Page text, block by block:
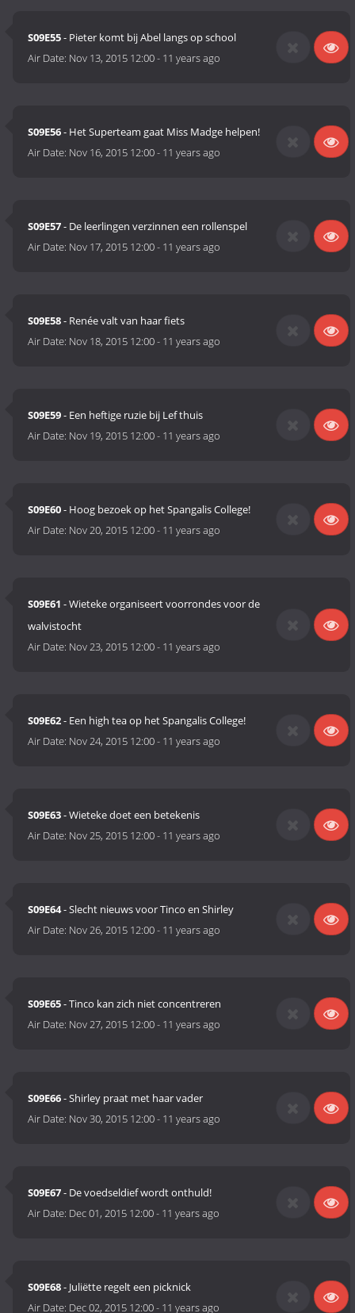
S09E55- Pieter komt bij Abel langs op school
Air Date: Nov 13, 2015 12:00- 11 years ago
S09E56- Het Superteam gaat Miss Madge helpen!
Air Date: Nov 16, 2015 12:00- 11 years ago
S09E57- De leerlingen verzinnen een rollenspel
Air Date: Nov 17, 2015 12:00- 11 years ago
S09E58- Renée valt van haar fiets
Air Date: Nov 18, 2015 12:00- 11 years ago
S09E59- Een heftige ruzie bij Lef thuis
Air Date: Nov 19, 2015 12:00- 11 years ago
S09E60- Hoog bezoek op het Spangalis College!
Air Date: Nov 20, 2015 12:00- 11 years ago
S09E61 - Wieteke organiseert voorrondes voor de
walvistocht
Air Date: Nov 23, 2015 12:00- 11 years ago
S09E62- Een high tea op het Spangalis College!
Air Date: Nov 24, 2015 12:00- 11 years ago
S09E63- Wieteke doet een betekenis
Air Date: Nov 25, 2015 12:00- 11 years ago
S09E64- Slecht nieuws voor Tinco en Shirley
Air Date: Nov 26, 2015 12:00- 11 years ago
S09E65- Tinco kan zich niet concentreren
Air Date: Nov 27, 2015 12:00- 11 years ago
S09E66- Shirley praat met haar vader
Air Date: Nov 30, 2015 12:00- 11 years ago
S09E67- De voedseldief wordt onthuld!
Air Date: Dec 01, 2015 12:00- 11 years ago
S09E68- Juliëtte regelt een picknick
Air Date: Dec 02, 2015 12:00- 11 years ago